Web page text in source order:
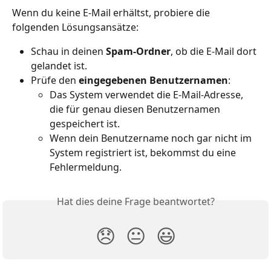
Wenn du keine E-Mail erhältst, probiere die
folgenden Lösungsansätze:
Schau in deinen Spam-Ordner, ob die E-Mail dort
gelandet ist.
Prüfe den eingegebenen Benutzernamen:
Das System verwendet die E-Mail-Adresse,
die für genau diesen Benutzernamen
gespeichert ist.
Wenn dein Benutzername noch gar nicht im
System registriert ist, bekommst du eine
Fehlermeldung.
Hat dies deine Frage beantwortet?
😞 😐 😃